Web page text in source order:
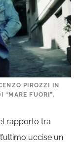
PIROZZI IN
“MARE FUORI”.
rapporto tra
uccise un